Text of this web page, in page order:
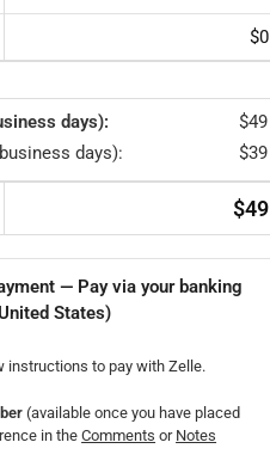
$0
days):
$49
days):
$39
$49
— Pay via your banking
States)
instructions to pay with Zelle.
(available once you have placed
in theComments or Notes